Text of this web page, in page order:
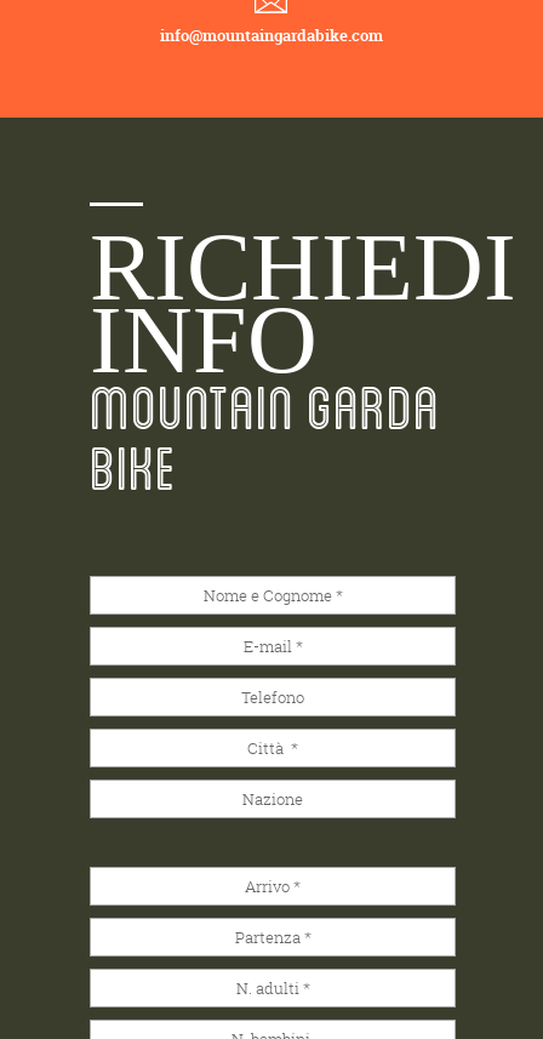
info@mountaingardabike.com
RICHIEDI
INFO
MOUNTAIN GARDA
BIKE